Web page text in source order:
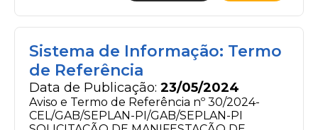
Sistema de Informação: Termo
de Referência
Data de Publicação: 23/05/2024
Aviso e Termo de Referência nº 30/2024-
CEL/GAB/SEPLAN-PI/GAB/SEPLAN-PI